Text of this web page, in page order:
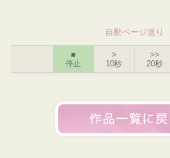
自動ページ送り
■
停止
>
10秒
>>
20秒